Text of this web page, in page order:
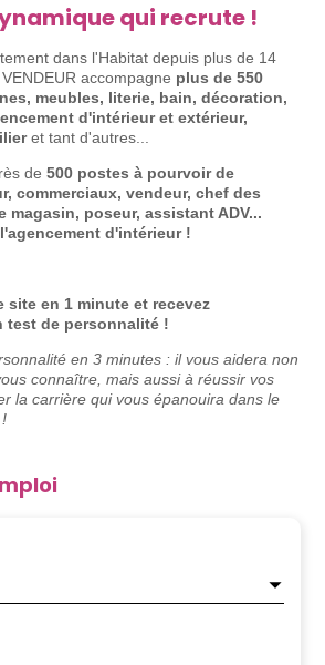
qui recrute !
dans l'Habitat depuis plus de 14
accompagne plus de 550
meubles, literie, bain, décoration,
d'intérieur et extérieur,
et tant d'autres...
de 500 postes à pourvoir de
commerciaux, vendeur, chef des
magasin, poseur, assistant ADV...
d'intérieur !
site en 1 minute et recevez
test de personnalité !
en 3 minutes : ilvous aidera non
connaître, mais aussi à réussir vos
la carrière qui vous épanouira dans le